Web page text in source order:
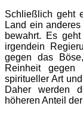
Schließlich geht
Land ein
bewahrt. Es
irgendein
gegen das
Reinheit
spiritueller Art
Daher werden
höheren Anteil der